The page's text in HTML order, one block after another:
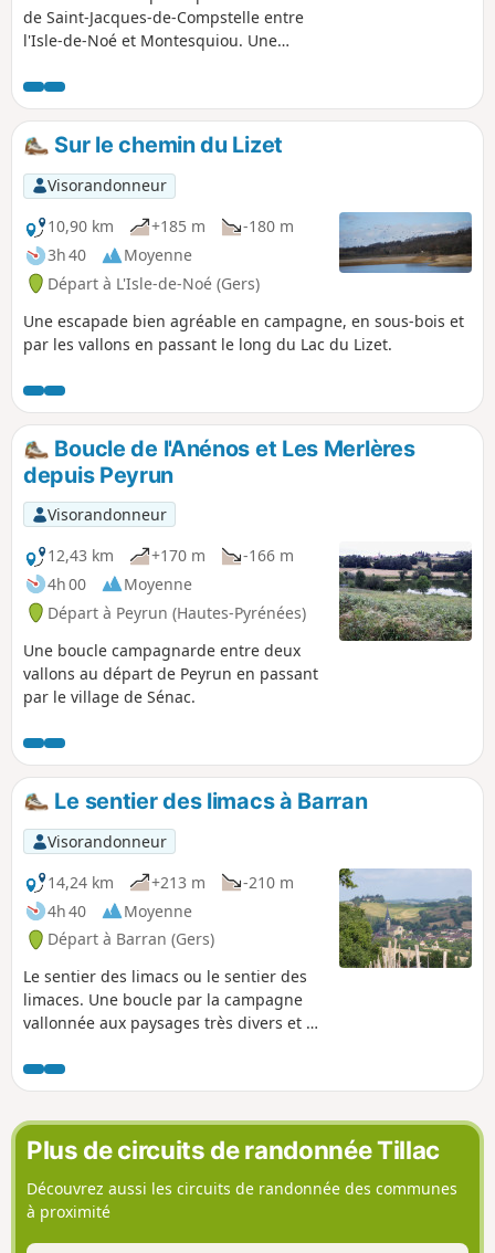
de Saint-Jacques-de-Compstelle entre
l'Isle-de-Noé et Montesquiou. Une
avec une boucle par le Lac du Lizet,
alternant ombre et lumière, très
appréciée par temps chaud.
Sur le chemin du Lizet
Visorandonneur
10,90 km
+185 m
-180 m
3h 40
Moyenne
Départ à L'Isle-de-Noé (Gers)
Une escapade bien agréable en campagne, en sous-bois et
par les vallons en passant le long du Lac du Lizet.
Boucle de l'Anénos et Les Merlères
depuis Peyrun
Visorandonneur
12,43 km
+170 m
-166 m
4h 00
Moyenne
Départ à Peyrun (Hautes-Pyrénées)
Une boucle campagnarde entre deux
vallons au départ de Peyrun en passant
par le village de Sénac.
Le sentier des limacs à Barran
Visorandonneur
14,24 km
+213 m
-210 m
4h 40
Moyenne
Départ à Barran (Gers)
Le sentier des limacs ou le sentier des
limaces. Une boucle par la campagne
vallonnée aux paysages très divers et de
par temps clair. La randonnée se
déroule pour moitié sur des chemins
goudronnés avec très peu de
circulation.
Plus de circuits de randonnée Tillac
Découvrez aussi les circuits de randonnée des communes
à proximité